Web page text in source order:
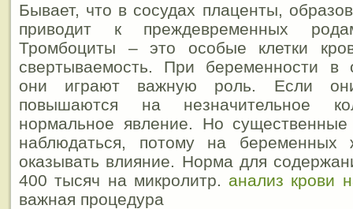
Бывает, что в сосудах плаценты,
приводит к преждевременных
Тромбоциты – это особые клетки
свертываемость. При беременности в
они играют важную роль. Если
повышаются на незначительное
нормальное явление. Но
наблюдаться, потому на
оказывать влияние. Норма для
400 тысяч на микролитр. анализ крови
важная процедура